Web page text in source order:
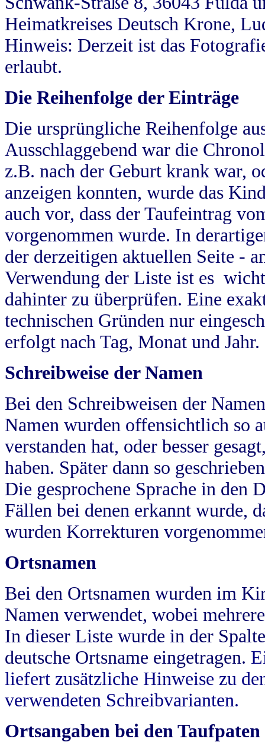
Heimatkreises Deutsch Krone,
Hinweis: Derzeit ist das
erlaubt.
Die Reihenfolge der Einträge
Die ursprüngliche Reihenfolge
Ausschlaggebend war die
z.B. nach der Geburt krank war,
anzeigen konnten, wurde das
auch vor, dass der Taufeintrag
vorgenommen wurde. In
der derzeitigen aktuellen Seite -
Verwendung der Liste ist es
dahinter zu überprüfen. Eine
technischen Gründen nur
erfolgt nach Tag, Monat und Jahr.
Schreibweise der Namen
Bei den Schreibweisen der
Namen wurden offensichtlich so
verstanden hat, oder besser
haben. Später dann so
Die gesprochene Sprache in
Fällen bei denen erkannt wurde,
wurden Korrekturen
Ortsnamen
Bei den Ortsnamen wurden im
Namen verwendet, wobei
In dieser Liste wurde in der
deutsche Ortsname eingetragen.
liefert zusätzliche Hinweise zu
verwendeten Schreibvarianten.
Ortsangaben bei den Taufpaten